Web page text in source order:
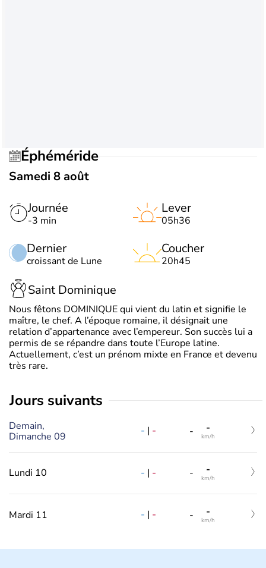
Éphéméride
Samedi 8 août
Journée
-3 min
Dernier
croissant de Lune
Lever
05h36
Coucher
20h45
Saint Dominique
Nous fêtons DOMINIQUE qui vient du latin et signifie le
maître, le chef. A l’époque romaine, il désignait une
relation d’appartenance avec l’empereur. Son succès lui a
permis de se répandre dans toute l’Europe latine.
Actuellement, c’est un prénom mixte en France et devenu
très rare.
jours suivants
Demain,
Dimanche 09
- | - - -
km/h
Lundi 10 - | - - -
km/h
Mardi 11 - | - - -
km/h